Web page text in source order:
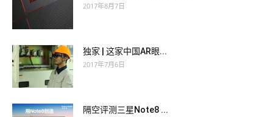
2017年8月7日
独家 | 这家中国AR眼...
2017年7月6日
隔空评测三星Note8 ...